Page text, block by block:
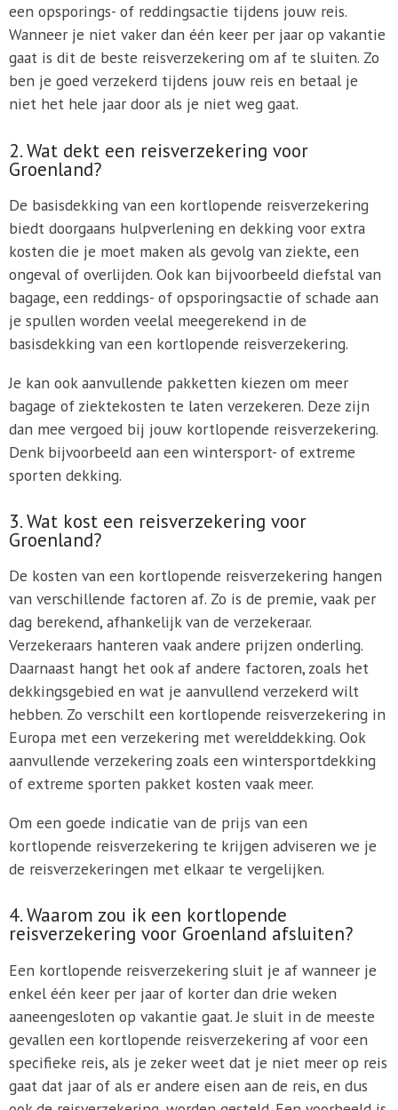
een opsporings- of reddingsactie tijdens jouw reis.
Wanneer je niet vaker dan één keer per jaar op vakantie
gaat is dit de beste reisverzekering om af te sluiten. Zo
ben je goed verzekerd tijdens jouw reis en betaal je
niet het hele jaar door als je niet weg gaat.
2. Wat dekt een reisverzekering voor
Groenland?
De basisdekking van een kortlopende reisverzekering
biedt doorgaans hulpverlening en dekking voor extra
kosten die je moet maken als gevolg van ziekte, een
ongeval of overlijden. Ook kan bijvoorbeeld diefstal van
bagage, een reddings- of opsporingsactie of schade aan
je spullen worden veelal meegerekend in de
basisdekking van een kortlopende reisverzekering.
Je kan ook aanvullende pakketten kiezen om meer
bagage of ziektekosten te laten verzekeren. Deze zijn
dan mee vergoed bij jouw kortlopende reisverzekering.
Denk bijvoorbeeld aan een wintersport- of extreme
sporten dekking.
3. Wat kost een reisverzekering voor
Groenland?
De kosten van een kortlopende reisverzekering hangen
van verschillende factoren af. Zo is de premie, vaak per
dag berekend, afhankelijk van de verzekeraar.
Verzekeraars hanteren vaak andere prijzen onderling.
Daarnaast hangt het ook af andere factoren, zoals het
dekkingsgebied en wat je aanvullend verzekerd wilt
hebben. Zo verschilt een kortlopende reisverzekering in
Europa met een verzekering met werelddekking. Ook
aanvullende verzekering zoals een wintersportdekking
of extreme sporten pakket kosten vaak meer.
Om een goede indicatie van de prijs van een
kortlopende reisverzekering te krijgen adviseren we je
de reisverzekeringen met elkaar te vergelijken.
4. Waarom zou ik een kortlopende
reisverzekering voor Groenland afsluiten?
Een kortlopende reisverzekering sluit je af wanneer je
enkel één keer per jaar of korter dan drie weken
aaneengesloten op vakantie gaat. Je sluit in de meeste
gevallen een kortlopende reisverzekering af voor een
specifieke reis, als je zeker weet dat je niet meer op reis
gaat dat jaar of als er andere eisen aan de reis, en dus